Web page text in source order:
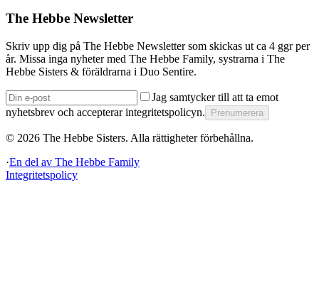
The Hebbe Newsletter
Skriv upp dig på The Hebbe Newsletter som skickas ut ca 4 ggr per
år. Missa inga nyheter med The Hebbe Family, systrarna i The
Hebbe Sisters & föräldrarna i Duo Sentire.
Jag samtycker till att ta emot
nyhetsbrev och accepterar integritetspolicyn.
Prenumerera
© 2026 The Hebbe Sisters. Alla rättigheter förbehållna.
·En del av The Hebbe Family
Integritetspolicy